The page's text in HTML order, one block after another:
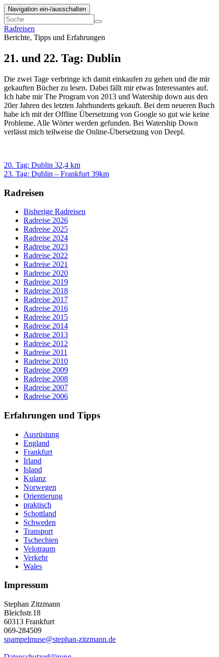
Navigation ein-/ausschalten
Radreisen
Berichte, Tipps und Erfahrungen
21. und 22. Tag: Dublin
Die zwei Tage verbringe ich damit einkaufen zu gehen und die mir
gekauften Bücher zu lesen. Dabei fällt mir etwas Interessantes auf.
Ich habe mir The Program von 2013 und Watership down aus den
20er Jahren des letzten Jahrhunderts gekauft. Bei dem neueren Buch
habe ich mit der Offline Übersetzung von Google so gut wie keine
Probleme. Alle Wörter werden gefunden. Bei Watership Down
verlässt mich teilweise die Online-Übersetzung von Deepl.
20. Tag: Dublin 32,4 km
23. Tag: Dublin – Frankfurt 39km
Radreisen
Bisherige Radreisen
Radreise 2026
Radreise 2025
Radreise 2024
Radreise 2023
Radreise 2022
Radreise 2021
Radreise 2020
Radreise 2019
Radreise 2018
Radreise 2017
Radreise 2016
Radreise 2015
Radreise 2014
Radreise 2013
Radreise 2012
Radreise 2011
Radreise 2010
Radreise 2009
Radreise 2008
Radreise 2007
Radreise 2006
Erfahrungen und Tipps
Ausrüstung
England
Frankfurt
Irland
Island
Kulanz
Norwegen
Orientierung
praktisch
Schottland
Schweden
Transport
Tschechien
Velotraum
Verkehr
Wales
Impressum
Stephan Zitzmann
Bleichstr.18
60313 Frankfurt
069-284509
spampelmuse@stephan-zitzmann.de